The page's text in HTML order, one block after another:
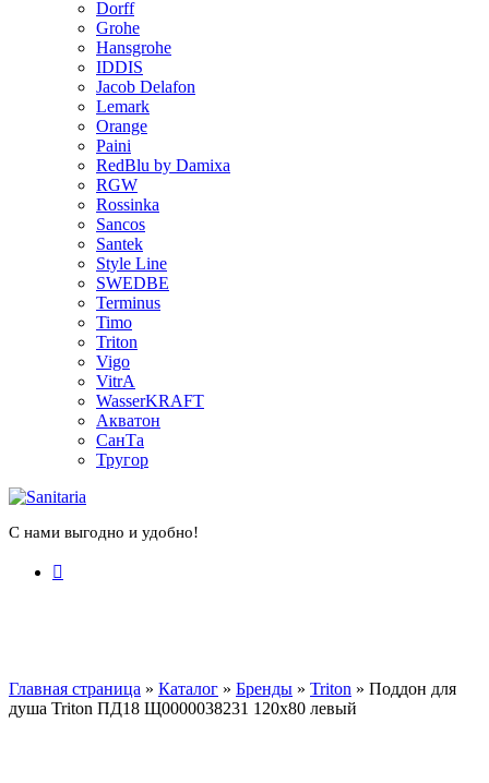
Dorff
Grohe
Hansgrohe
IDDIS
Jacob Delafon
Lemark
Orange
Paini
RedBlu by Damixa
RGW
Rossinka
Sancos
Santek
Style Line
SWEDBE
Terminus
Timo
Triton
Vigo
VitrA
WasserKRAFT
Акватон
СанТа
Тругор
С нами выгодно и удобно!
Главная страница » Каталог » Бренды » Triton » Поддон для
душа Triton ПД18 Щ0000038231 120х80 левый